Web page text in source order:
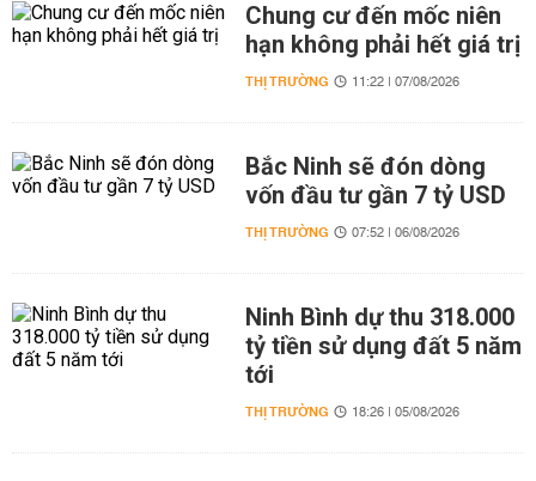
Chung cư đến mốc niên
hạn không phải hết giá trị
THỊ TRƯỜNG 11:22 | 07/08/2026
Bắc Ninh sẽ đón dòng
vốn đầu tư gần 7 tỷ USD
THỊ TRƯỜNG 07:52 | 06/08/2026
Ninh Bình dự thu 318.000
tỷ tiền sử dụng đất 5 năm
tới
THỊ TRƯỜNG 18:26 | 05/08/2026